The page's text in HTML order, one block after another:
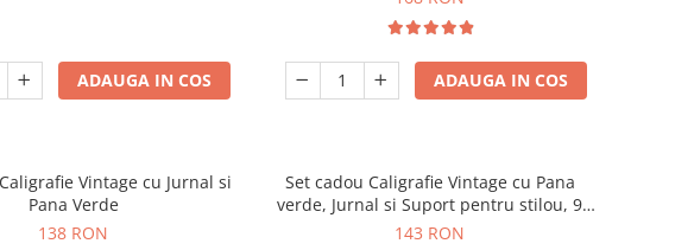
ADAUGA IN COS ADAUGA IN COS
Vintage cu Jurnal si
Pana Verde
138 RON
Set cadou Caligrafie Vintage cu Pana
verde, Jurnal si Suport pentru stilou, 9
piese
143 RON